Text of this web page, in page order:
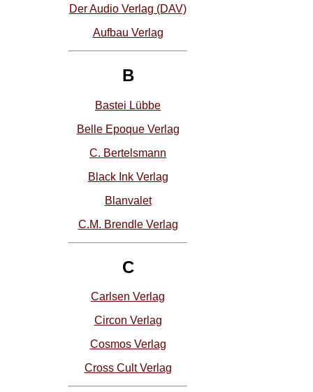
Der Audio Verlag (DAV)
Aufbau Verlag
B
Bastei Lübbe
Belle Epoque Verlag
C. Bertelsmann
Black Ink Verlag
Blanvalet
C.M. Brendle Verlag
C
Carlsen Verlag
Circon Verlag
Cosmos Verlag
Cross Cult Verlag